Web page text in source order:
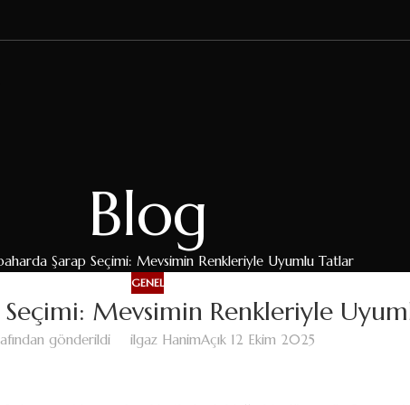
Blog
Şarap Seçimi: Mevsimin Renkleriyle Uyumlu Tatlar
GENEL
Seçimi: Mevsimin Renkleriyle
gönderildi ilgaz HanimAçık 12 Ekim 2025